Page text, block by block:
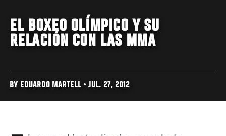
EL BOXEO OLÍMPICO Y SU
RELACIÓN CON LAS MMA
BY EDUARDO MARTELL • JUL. 27, 2012